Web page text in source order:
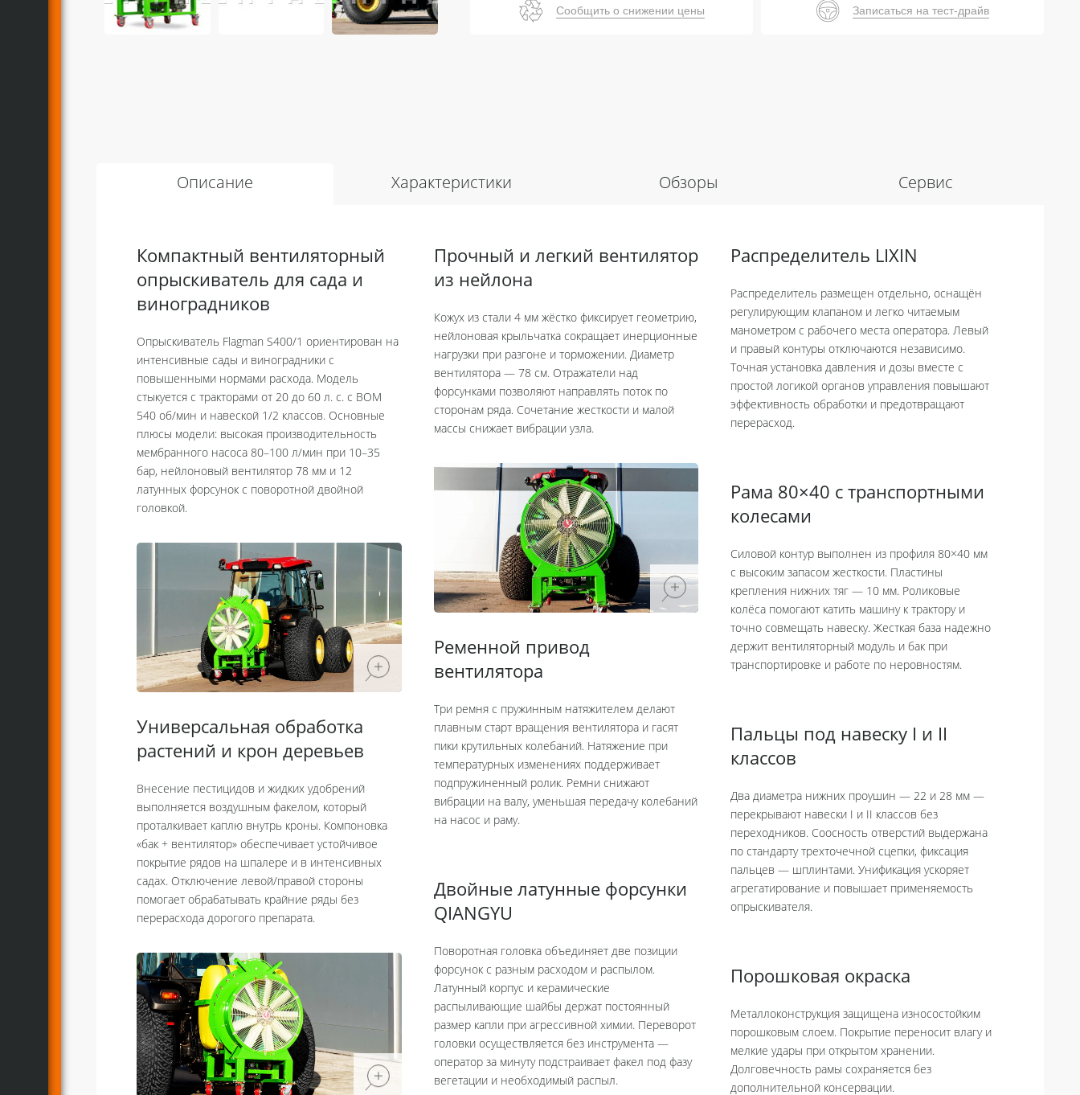
Сообщить о снижении цены Записаться на тест-драйв
Описание Характеристики Обзоры Сервис
Компактный вентиляторный
опрыскиватель для сада и
виноградников
Опрыскиватель Flagman S400/1 ориентирован на
интенсивные сады и виноградники с
повышенными нормами расхода. Модель
стыкуется с тракторами от 20 до 60 л. с. с ВОМ
540 об/мин и навеской 1/2 классов. Основные
плюсы модели: высокая производительность
мембранного насоса 80–100 л/мин при 10–35
бар, нейлоновый вентилятор 78 мм и 12
латунных форсунок с поворотной двойной
головкой.
Универсальная обработка
растений и крон деревьев
Внесение пестицидов и жидких удобрений
выполняется воздушным факелом, который
проталкивает каплю внутрь кроны. Компоновка
«бак + вентилятор» обеспечивает устойчивое
покрытие рядов на шпалере и в интенсивных
садах. Отключение левой/правой стороны
помогает обрабатывать крайние ряды без
перерасхода дорогого препарата.
Прочный и легкий вентилятор
из нейлона
Кожух из стали 4 мм жёстко фиксирует геометрию,
нейлоновая крыльчатка сокращает инерционные
нагрузки при разгоне и торможении. Диаметр
вентилятора — 78 см. Отражатели над
форсунками позволяют направлять поток по
сторонам ряда. Сочетание жесткости и малой
массы снижает вибрации узла.
Ременной привод
вентилятора
Три ремня с пружинным натяжителем делают
плавным старт вращения вентилятора и гасят
пики крутильных колебаний. Натяжение при
температурных изменениях поддерживает
подпружиненный ролик. Ремни снижают
вибрации на валу, уменьшая передачу колебаний
на насос и раму.
Двойные латунные форсунки
QIANGYU
Поворотная головка объединяет две позиции
форсунок с разным расходом и распылом.
Латунный корпус и керамические
распыливающие шайбы держат постоянный
размер капли при агрессивной химии. Переворот
головки осуществляется без инструмента —
оператор за минуту подстраивает факел под фазу
вегетации и необходимый распыл.
Распределитель LIXIN
Распределитель размещен отдельно, оснащён
регулирующим клапаном и легко читаемым
манометром с рабочего места оператора. Левый
и правый контуры отключаются независимо.
Точная установка давления и дозы вместе с
простой логикой органов управления повышают
эффективность обработки и предотвращают
перерасход.
Рама 80×40 с транспортными
колесами
Силовой контур выполнен из профиля 80×40 мм
с высоким запасом жесткости. Пластины
крепления нижних тяг — 10 мм. Роликовые
колёса помогают катить машину к трактору и
точно совмещать навеску. Жесткая база надежно
держит вентиляторный модуль и бак при
транспортировке и работе по неровностям.
Пальцы под навеску I и II
классов
Два диаметра нижних проушин — 22 и 28 мм —
перекрывают навески I и II классов без
переходников. Соосность отверстий выдержана
по стандарту трехточечной сцепки, фиксация
пальцев — шплинтами. Унификация ускоряет
агрегатирование и повышает применяемость
опрыскивателя.
Порошковая окраска
Металлоконструкция защищена износостойким
порошковым слоем. Покрытие переносит влагу и
мелкие удары при открытом хранении.
Долговечность рамы сохраняется без
дополнительной консервации.